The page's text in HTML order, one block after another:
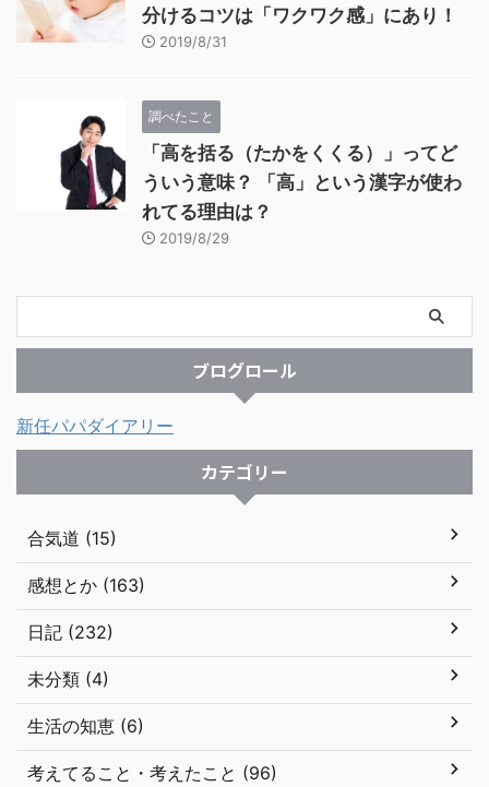
分けるコツは「ワクワク感」にあり！
2019/8/31
調べたこと
「高を括る（たかをくくる）」ってど
ういう意味？ 「高」という漢字が使わ
れてる理由は？
2019/8/29
ブログロール
新任パパダイアリー
カテゴリー
合気道 (15)
感想とか (163)
日記 (232)
未分類 (4)
生活の知恵 (6)
考えてること・考えたこと (96)